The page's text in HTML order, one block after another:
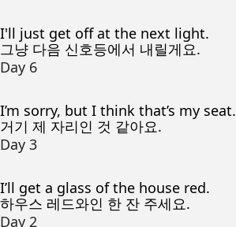
I'll just get off at the next light.
그냥 다음 신호등에서 내릴게요.
Day 6
I’m sorry, but I think that’s my seat.
거기 제 자리인 것 같아요.
Day 3
I’ll get a glass of the house red.
하우스 레드와인 한 잔 주세요.
Day 2